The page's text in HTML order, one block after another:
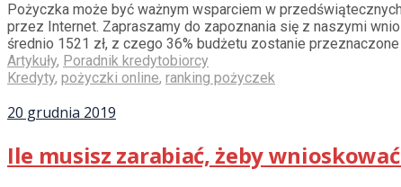
Pożyczka może być ważnym wsparciem w
przez Internet. Zapraszamy do zapoznania się z naszymi
średnio 1521 zł, z czego 36% budżetu zostanie przeznaczone
Artykuły, Poradnik kredytobiorcy
Kredyty, pożyczki online, ranking pożyczek
20 grudnia 2019
Ile musisz zarabiać, żeby